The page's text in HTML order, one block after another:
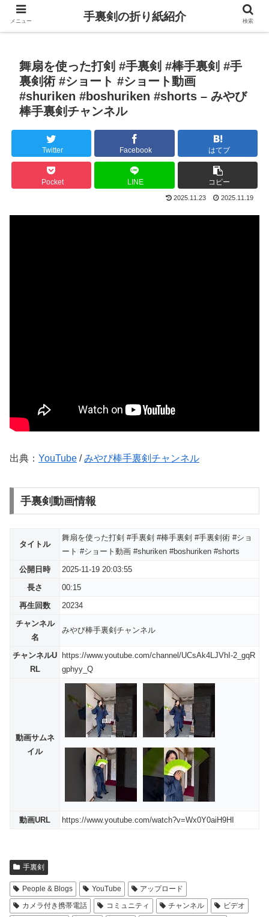
舞扇を使った打剣 #手裏剣 #棒手裏剣 #手
裏剣術 #ショート #ショート動画
#shuriken #boshuriken #shorts – みやび
棒手裏剣チャンネル
Twitter Facebook はてブ
Pocket LINE コピー
2025.11.23 2025.11.19
出典： YouTube /みやび棒手裏剣チャンネル
手裏剣動画情報
タイトル
舞扇を使った打剣 #手裏剣 #棒手裏剣 #手裏剣術 #ショ
ート #ショート動画 #shuriken #boshuriken #shorts
公開日時
2025-11-19 20:03:55
長さ
00:15
再生回数
20234
チャンネル
名
みやび棒手裏剣チャンネル
チャンネルU
RL
https://www.youtube.com/channel/UCsAk4LJVhI-2_gqR
gphyy_Q
動画サムネ
イル
動画URL https://www.youtube.com/watch?v=Wx0Y0aiH9HI
手裏剣
People & Blogs YouTube
アップロード
カメラ付き携帯電話
コミュニティ チャンネル
ビデオ
メニュー 手裏剣の折り紙紹介 検索